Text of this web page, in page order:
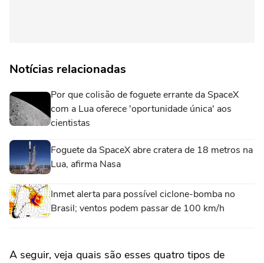
Notícias relacionadas
Por que colisão de foguete errante da SpaceX
com a Lua oferece 'oportunidade única' aos
cientistas
Foguete da SpaceX abre cratera de 18 metros na
Lua, afirma Nasa
Inmet alerta para possível ciclone-bomba no
Brasil; ventos podem passar de 100 km/h
A seguir, veja quais são esses quatro tipos de